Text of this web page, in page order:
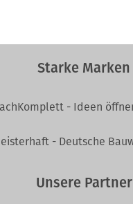
Starke Marken
Unsere Partner